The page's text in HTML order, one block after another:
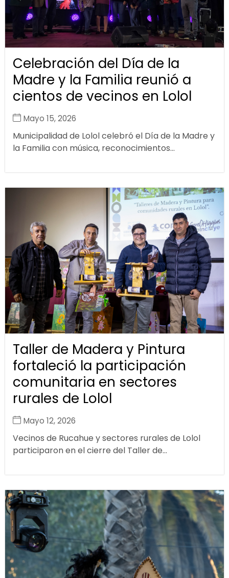
Celebración del Día de la
Madre y la Familia reunió a
cientos de vecinos en Lolol
Mayo 15, 2026
Municipalidad de Lolol celebró el Día de la Madre y
la Familia con música, reconocimientos...
Taller de Madera y Pintura
fortaleció la participación
comunitaria en sectores
rurales de Lolol
Mayo 12, 2026
Vecinos de Rucahue y sectores rurales de Lolol
participaron en el cierre del Taller de...